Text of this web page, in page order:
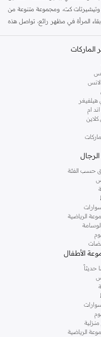
وتيشيرتات كت، ومجموعة متنوعة من
المرأة في مظهر رائع، تواصل هذه
البحث عن فستان مثالي للحفلات او
باكثر من الف ستايل من مجموعة
متجر دوروثي بيركنز اون لاين او
اون لاين. خدمة التوصيل السريعة
مع نمشي.
الماركات
هيلفيغر
ام
كلاين
الرجال
حسب الفئة
الرياضية
الأطفال
حديثاً
منزلية
الرياضية